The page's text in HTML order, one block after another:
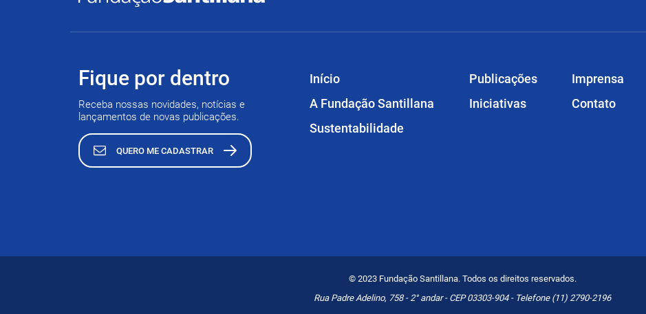
Fique por dentro
Receba nossas novidades, notícias e
lançamentos de novas publicações.
QUERO ME CADASTRAR
Início
A Fundação Santillana
Sustentabilidade
Publicações
Iniciativas
Imprensa
Contato
© 2023 Fundação Santillana. Todos os direitos reservados.
Rua Padre Adelino, 758 - 2° andar - CEP 03303-904 - Telefone (11) 2790-2196